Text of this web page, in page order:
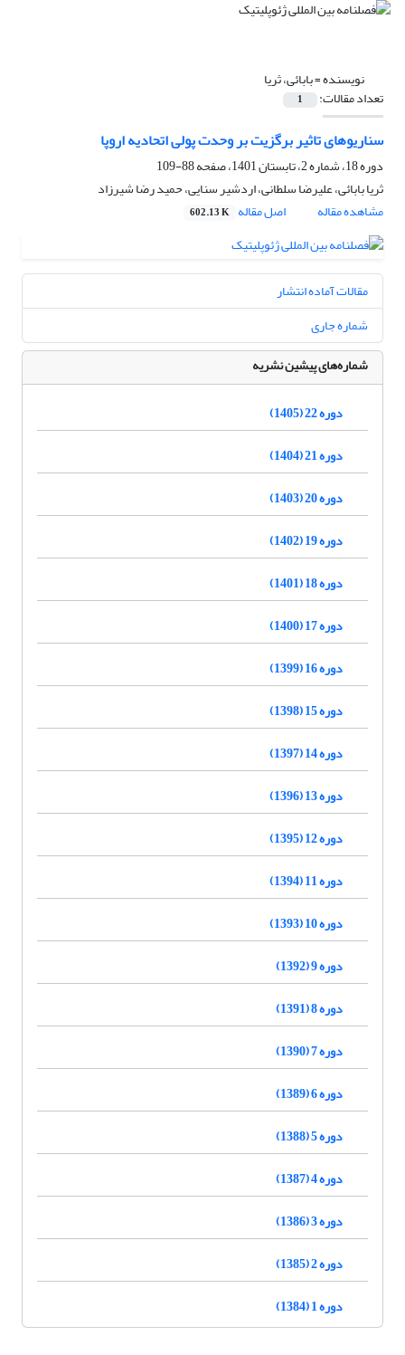
نویسنده =بابائی، ثریا
تعداد مقالات: 1
سناریوهای تاثیر برگزیت بر وحدت پولی اتحادیه اروپا
دوره 18، شماره 2، تابستان 1401، صفحه
88-109
ثریا بابائی، علیرضا سلطانی، اردشیر سنایی، حمید رضا شیرزاد
مشاهده مقاله
اصل مقاله 602.13 K
مقالات آماده انتشار
شماره جاری
شماره‌های پیشین نشریه
دوره 22 (1405)
دوره 21 (1404)
دوره 20 (1403)
دوره 19 (1402)
دوره 18 (1401)
دوره 17 (1400)
دوره 16 (1399)
دوره 15 (1398)
دوره 14 (1397)
دوره 13 (1396)
دوره 12 (1395)
دوره 11 (1394)
دوره 10 (1393)
دوره 9 (1392)
دوره 8 (1391)
دوره 7 (1390)
دوره 6 (1389)
دوره 5 (1388)
دوره 4 (1387)
دوره 3 (1386)
دوره 2 (1385)
دوره 1 (1384)